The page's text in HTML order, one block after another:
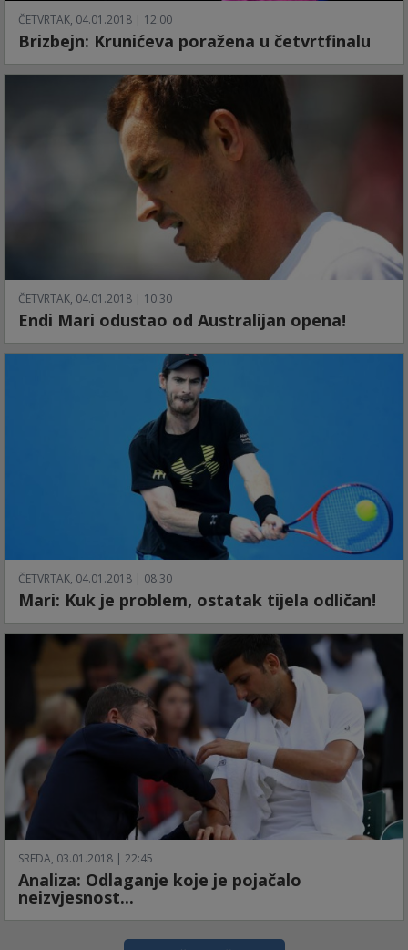
ČETVRTAK, 04.01.2018 | 12:00
Brizbejn: Krunićeva poražena u četvrtfinalu
ČETVRTAK, 04.01.2018 | 10:30
Endi Mari odustao od Australijan opena!
ČETVRTAK, 04.01.2018 | 08:30
Mari: Kuk je problem, ostatak tijela odličan!
SREDA, 03.01.2018 | 22:45
Analiza: Odlaganje koje je pojačalo
neizvjesnost...